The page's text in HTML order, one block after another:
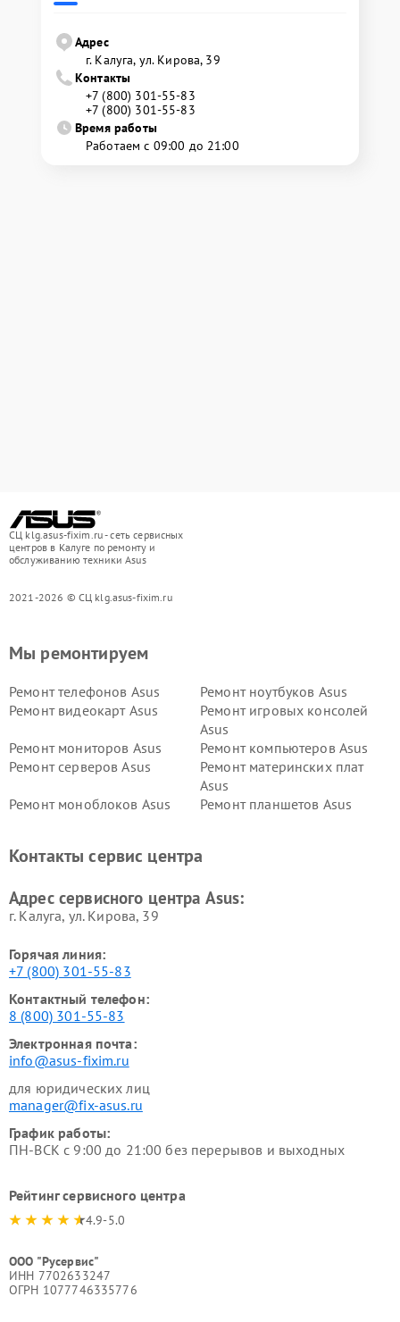
Адрес
г. Калуга, ул. Кирова, 39
Контакты
+7 (800) 301-55-83
+7 (800) 301-55-83
Время работы
Работаем с 09:00 до 21:00
СЦ klg.asus-fixim.ru - сеть сервисных
центров в Калуге по ремонту и
обслуживанию техники Asus
2021-2026 © СЦ klg.asus-fixim.ru
Мы ремонтируем
Ремонт телефонов Asus
Ремонт ноутбуков Asus
Ремонт видеокарт Asus
Ремонт игровых консолей
Asus
Ремонт мониторов Asus
Ремонт компьютеров Asus
Ремонт серверов Asus
Ремонт материнских плат
Asus
Ремонт моноблоков Asus
Ремонт планшетов Asus
Контакты сервис центра
Адрес сервисного центра Asus:
г. Калуга, ул. Кирова, 39
Горячая линия:
+7 (800) 301-55-83
Контактный телефон:
8 (800) 301-55-83
Электронная почта:
info@asus-fixim.ru
для юридических лиц
manager@fix-asus.ru
График работы:
ПН-ВСК с 9:00 до 21:00 без перерывов и выходных
Рейтинг сервисного центра
4.9-5.0
ООО "Русервис"
ИНН 7702633247
ОГРН 1077746335776